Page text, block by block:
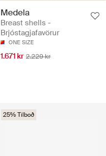
Medela
Breast shells -
Brjóstagjafavörur
ONE SIZE
1.671 kr 2.229 kr
25% Tilboð